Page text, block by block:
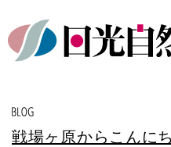
戦場ヶ原からこんに